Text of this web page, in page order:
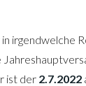
irgendwelche
ist der 2.7.2022